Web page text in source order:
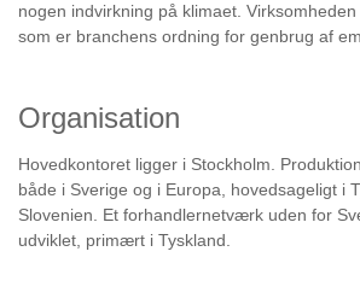
nogen indvirkning på klimaet.
som er branchens ordning for genbrug af
Organisation
Hovedkontoret ligger i Stockholm.
både i Sverige og i Europa, hovedsageligt i
Slovenien. Et forhandlernetværk uden for
udviklet, primært i Tyskland.